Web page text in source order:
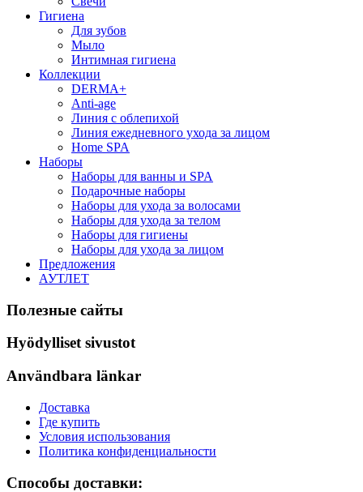
Гигиена
Для зубов
Мыло
Интимная гигиена
Коллекции
DERMA+
Anti-age
Линия с облепихой
Линия ежедневного ухода за лицом
Home SPA
Наборы
Наборы для ванны и SPA
Подарочные наборы
Наборы для ухода за волосами
Наборы для ухода за телом
Наборы для гигиены
Наборы для ухода за лицом
Предложения
АУТЛЕТ
Полезные сайты
Hyödylliset sivustot
Användbara länkar
Доставка
Где купить
Условия использования
Политика конфиденциальности
Способы доставки: